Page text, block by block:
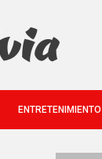
ENTRETENIMIENTO